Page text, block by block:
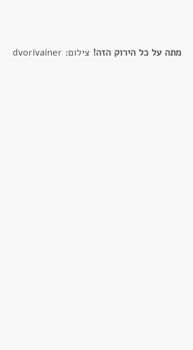
מתה על כל הירוק הזה! צילום: dvorivainer